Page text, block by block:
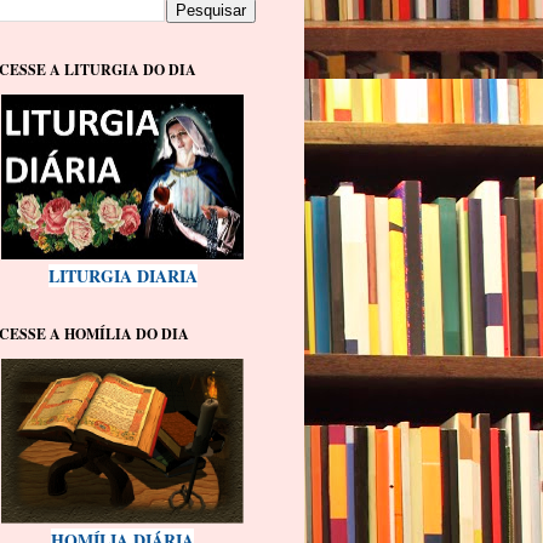
A LITURGIA DO DIA
LITURGIA DIARIA
A HOMÍLIA DO DIA